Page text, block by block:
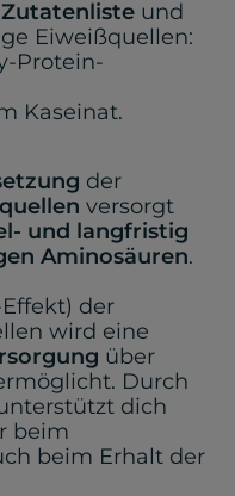
und
Eiweißquellen:
Protein-
Kaseinat.
der
versorgt
und langfristig
Aminosäuren.
der
wird eine
über
Durch
dich
beim
beim Erhalt der